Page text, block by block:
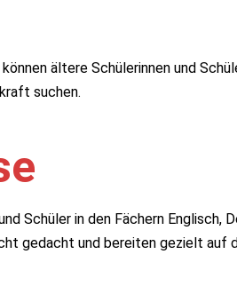
ältere Schülerinnen und
suchen.
Schüler in den Fächern
gedacht und bereiten gezielt auf